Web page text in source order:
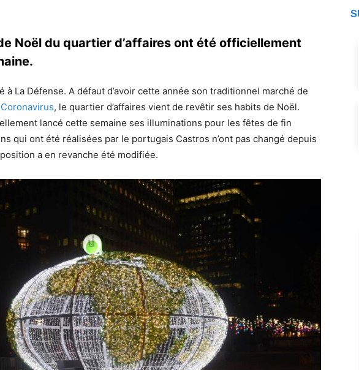
Noël du quartier d’affaires ont été officiellement
à La Défense. A défaut d’avoir cette année son traditionnel marché de
, le quartier d’affaires vient de revêtir ses habits de Noël.
lancé cette semaine ses illuminations pour les fêtes de fin
qui ont été réalisées par le portugais Castros n’ont pas changé depuis
a en revanche été modifiée.